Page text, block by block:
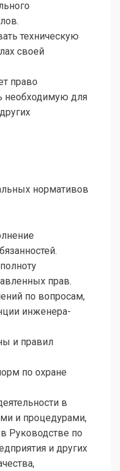
техническую
своей
право
необходимую для
нормативов
прав.
по вопросам,
инженера-
и правил
по охране
в
и процедурами,
Руководстве по
и других